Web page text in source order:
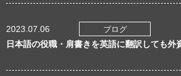
2023.07.06 ブログ